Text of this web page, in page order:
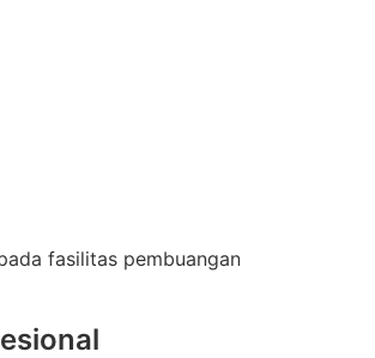
fasilitas pembuangan